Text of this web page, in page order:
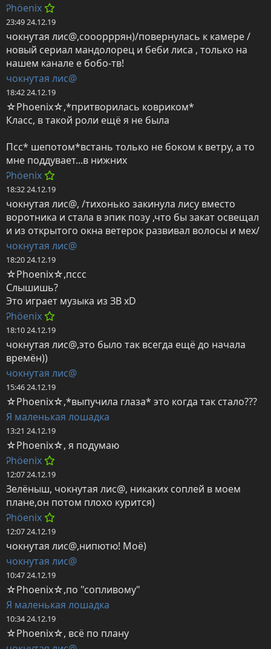
Ꭾhöenix
23:49 24.12.19
чокнутая лис@,сооорррян)/повернулась к камере /
новый сериал мандолорец и беби лиса , только на
нашем канале е бобо-тв!
чокнутая лис@
18:42 24.12.19
☆Phoenix☆,*притворилась ковриком*
Класс, в такой роли ещё я не была
Псс* шепотом*встань только не боком к ветру, а то
мне поддувает...в нижних
Ꭾhöenix
18:32 24.12.19
чокнутая лис@, /тихонько закинула лису вместо
воротника и стала в эпик позу ,что бы закат освещал
и из открытого окна ветерок развивал волосы и мех/
чокнутая лис@
18:20 24.12.19
☆Phoenix☆,пссс
Слышишь?
Это играет музыка из ЗВ xD
Ꭾhöenix
18:10 24.12.19
чокнутая лис@,это было так всегда ещё до начала
времён))
чокнутая лис@
15:46 24.12.19
☆Phoenix☆,*выпучила глаза* это когда так стало???
Я маленькая лошадка
13:21 24.12.19
☆Phoenix☆, я подумаю
Ꭾhöenix
12:07 24.12.19
Зелёныш, чокнутая лис@, никаких соплей в моем
плане,он потом плохо курится)
Ꭾhöenix
12:07 24.12.19
чокнутая лис@,нипютю! Моё)
чокнутая лис@
10:47 24.12.19
☆Phoenix☆,по "сопливому"
Я маленькая лошадка
10:34 24.12.19
☆Phoenix☆, всё по плану